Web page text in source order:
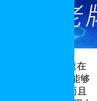
目，一经发布迅速在
不仅是一个能够
准确地回忆；而且